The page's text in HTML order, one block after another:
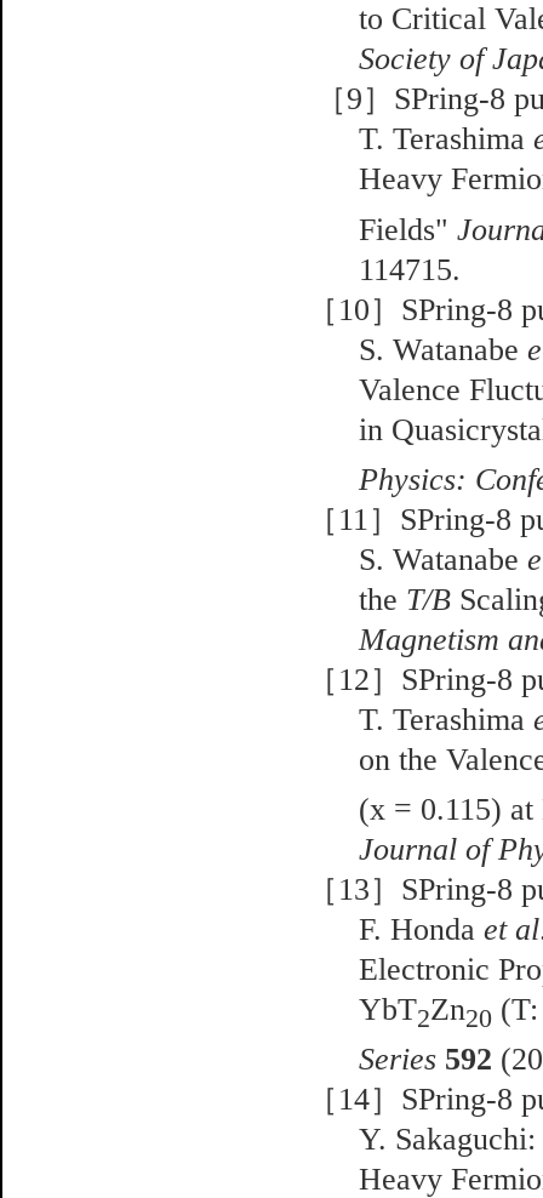
to Critical
Society of
［9］SPring-8
T. Terashima
Heavy
Fields"
114715.
［10］SPring-8
S. Watanabe
Valence
in
Physics:
［11］SPring-8
S. Watanabe
the T/B
Magnetism
［12］SPring-8
T. Terashima
on the
(x = 0.115)
Journal of
［13］SPring-8
F. Hondaet al
Electronic
YbT2Zn20
Series 592
［14］SPring-8
Y.
Heavy